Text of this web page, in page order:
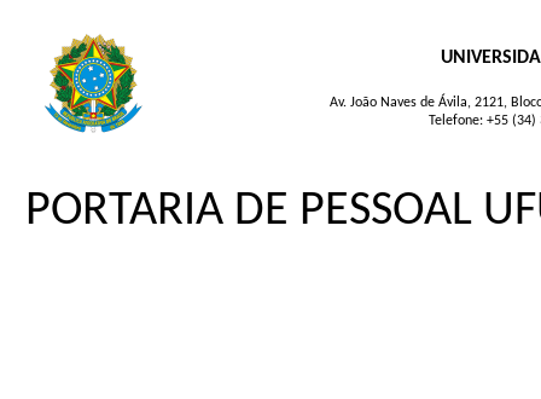
Av. João Naves de Ávila, 2121,
Telefone: +55
PORTARIA DE PESSOAL